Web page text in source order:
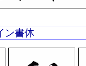
ン書体